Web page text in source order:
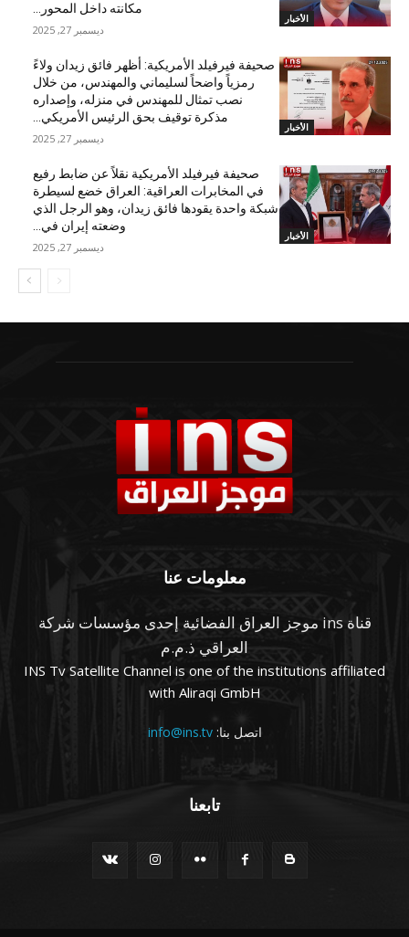
الأخبار
مكانته داخل المحور...
ديسمبر 27, 2025
الأخبار
صحيفة فيرفيلد الأمريكية: أظهر فائق زيدان ولاءً
رمزياً واضحاً لسليماني والمهندس، من خلال
نصب تمثال للمهندس في منزله، وإصداره
مذكرة توقيف بحق الرئيس الأمريكي...
ديسمبر 27, 2025
الأخبار
صحيفة فيرفيلد الأمريكية نقلاً عن ضابط رفيع
في المخابرات العراقية: العراق خضع لسيطرة
شبكة واحدة يقودها فائق زيدان، وهو الرجل الذي
وضعته إيران في...
ديسمبر 27, 2025
معلومات عنا
قناة ins موجز العراق الفضائية إحدى مؤسسات شركة
العراقي ذ.م.م
INS Tv Satellite Channel is one of the institutions affiliated
with Aliraqi GmbH
اتصل بنا:info@ins.tv
تابعنا